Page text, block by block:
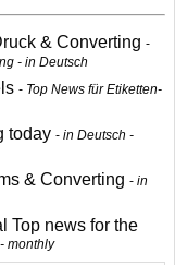
& Converting
- in Deutsch
Top News für Etiketten-
today
in Deutsch -
& Converting
in
Top news for the
monthly